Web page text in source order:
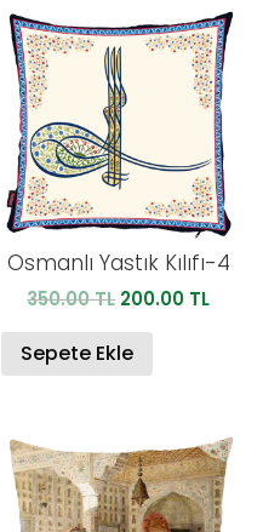
TL.
Osmanlı Yastık Kılıfı-4
350.00TL Orijinal
350.00 TL.
200.00 TLŞu
Sepete Ekle